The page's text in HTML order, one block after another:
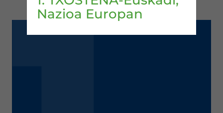
Nazioa Europan